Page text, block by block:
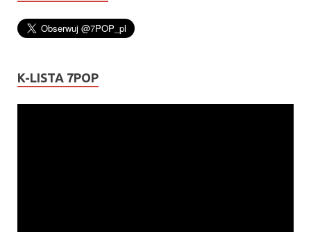
K-LISTA 7POP